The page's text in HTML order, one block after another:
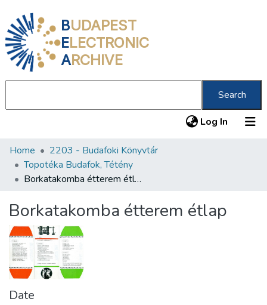
BUDAPEST
ELECTRONIC
ARCHIVE
Search
Log In (current)
Communities & Collections
All of DSpace
About us
Home
2203 - Budafoki Könyvtár
Topotéka Budafok, Tétény
Borkatakomba étterem étlap
Borkatakomba étterem étlap
Date